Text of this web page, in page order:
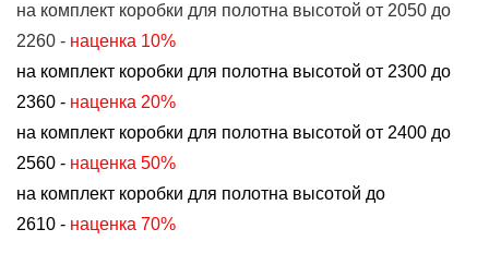
на комплект коробки для полотна высотой от 2050 до
2260 - наценка 10%
на комплект коробки для полотна высотой от 2300 до
2360 - наценка 20%
на комплект коробки для полотна высотой от 2400 до
2560 - наценка 50%
на комплект коробки для полотна высотой до
2610 - наценка 70%